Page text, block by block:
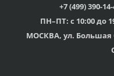
+7 (499) 390-
ПН–ПТ: с 10:00 до
МОСКВА, ул. Большая